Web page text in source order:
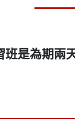
是為期兩